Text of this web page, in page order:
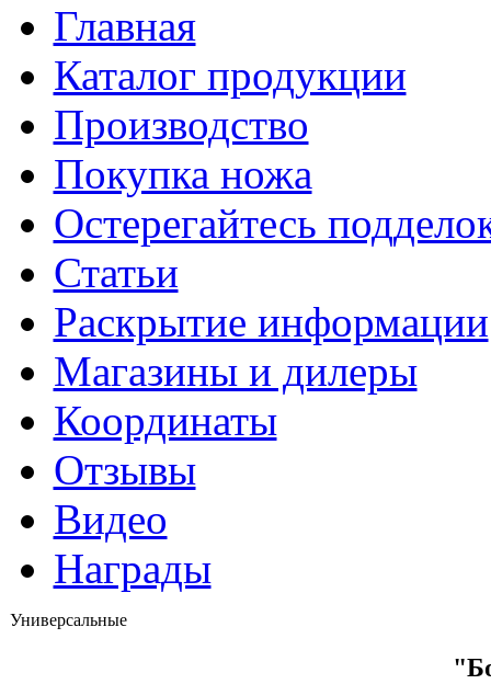
Главная
Каталог продукции
Производство
Покупка ножа
Остерегайтесь
Статьи
Раскрытие информации
Магазины и дилеры
Координаты
Отзывы
Видео
Награды
Универсальные